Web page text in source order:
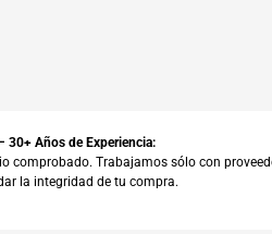
30+ Años de Experiencia:
comprobado. Trabajamos sólo con
la integridad de tu compra.